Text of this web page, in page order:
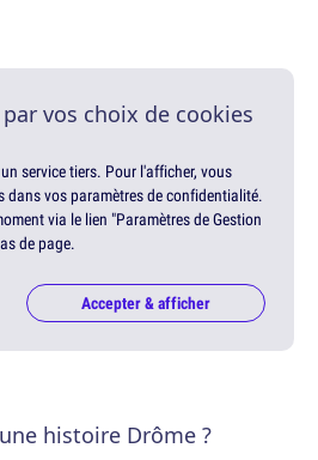
vos choix de cookies
service tiers. Pour l'afficher, vous
dans vos paramètres de confidentialité.
via le lien "Paramètres de Gestion
de page.
Accepter & afficher
histoire Drôme ?